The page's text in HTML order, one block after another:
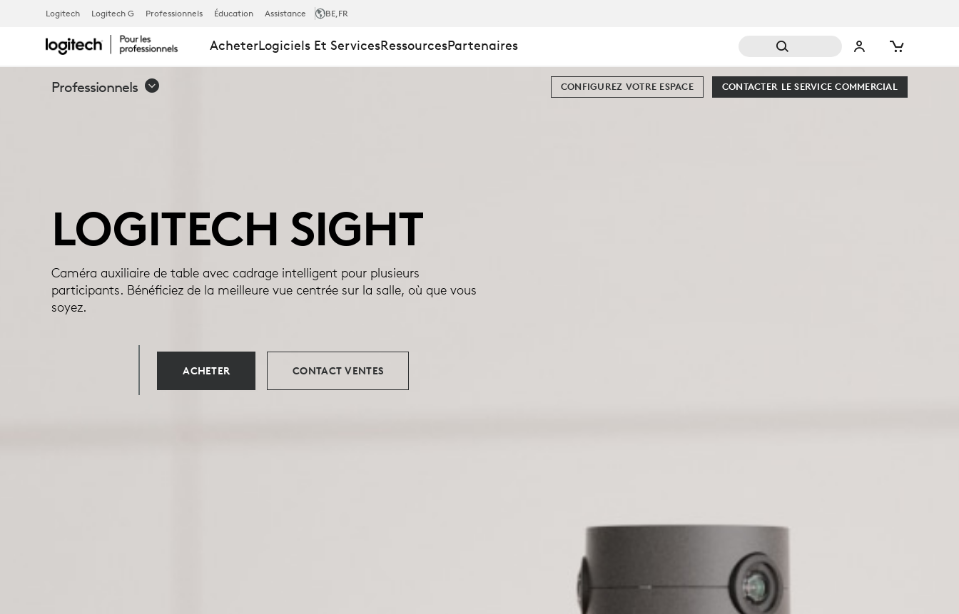
LOGITECH SIGHT
Logitech Logitech G Professionnels Éducation Assistance BE,FR
AcheterLogiciels Et ServicesRessourcesPartenaires
Professionnels CONTACTER LE SERVICE COMMERCIAL
CONFIGUREZ VOTRE ESPACE
LOGITECH SIGHT
Caméra auxiliaire de table avec cadrage intelligent pour plusieurs
participants. Bénéficiez de la meilleure vue centrée sur la salle, où que vous
soyez.
ACHETER CONTACT VENTES